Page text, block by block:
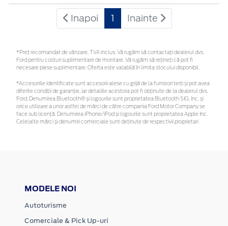
Inapoi 1 Inainte
*Preţ recomandat de vânzare, TVA inclus. Vă rugăm să contactaţi dealerul dvs.
Ford pentru costuri suplimentare de montare. Vă rugăm să rețineți că pot fi
necesare piese suplimentare. Oferta este valabilă în limita stocului disponibil.
*Accesoriile identificate sunt accesorii alese cu grijă de la furnizori terți și pot avea
diferite condiții de garanție, iar detaliile acestora pot fi obținute de la dealerul dvs.
Ford. Denumirea Bluetooth® și logourile sunt proprietatea Bluetooth SIG, Inc. și
orice utilizare a unor astfel de mărci de către compania Ford Motor Company se
face sub licență. Denumirea iPhone/iPod și logourile sunt proprietatea Apple Inc.
Celelalte mărci și denumiri comerciale sunt deținute de respectivii proprietari
MODELE NOI
Autoturisme
Comerciale & Pick Up-uri